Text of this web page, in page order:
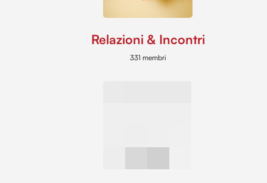
Relazioni & Incontri
331 membri